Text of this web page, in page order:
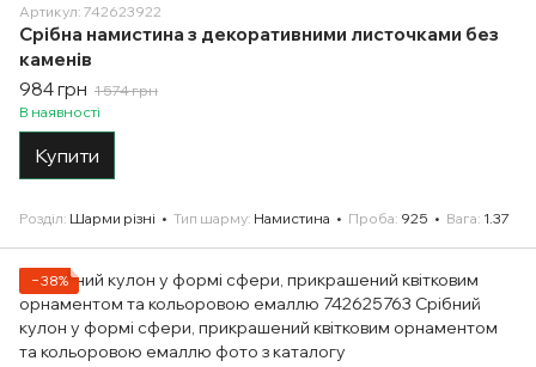
Артикул: 742623922
Срібна намистина з декоративними листочками без
каменів
984 грн 1 574 грн
В наявності
Купити
Розділ Шарми різні Тип шарму Намистина Проба 925 Вага 1.37
−38%